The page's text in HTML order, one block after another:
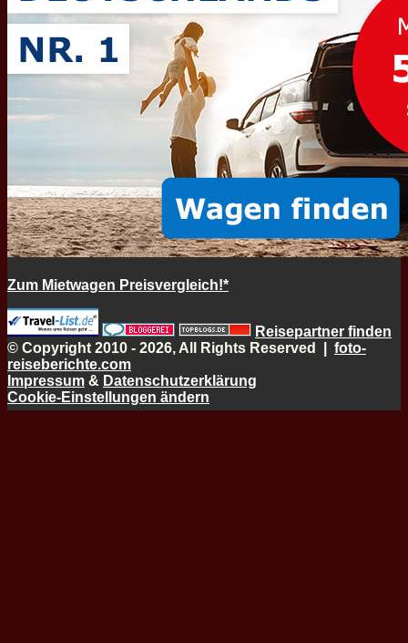
Zum Mietwagen Preisvergleich!*
Reisepartner finden
© Copyright 2010 - 2026, All Rights Reserved | foto-
reiseberichte.com
Impressum & Datenschutzerklärung
Cookie-Einstellungen ändern